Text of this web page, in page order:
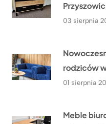
03 sierpnia
rodziców
01 sierpnia
Meble